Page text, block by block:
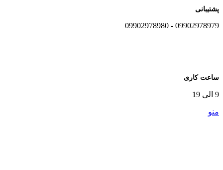
پشتیبانی
09902978979 - 09902978980
ساعت کاری
9 الی 19
منو